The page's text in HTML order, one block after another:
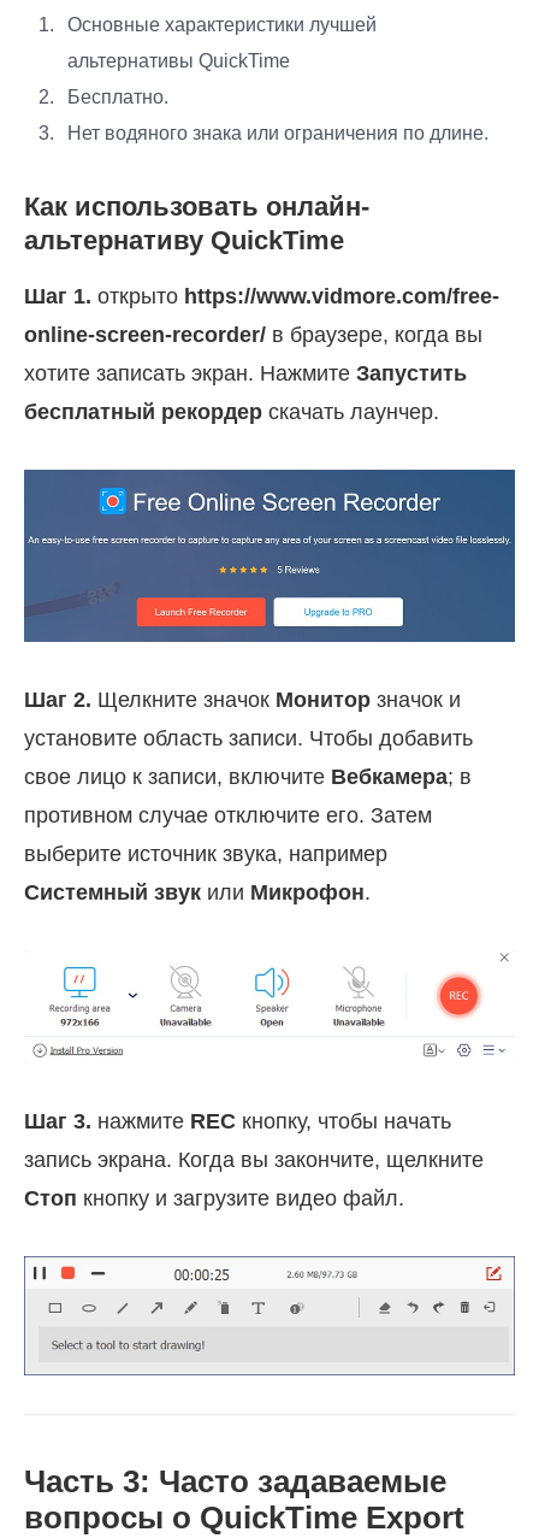
Основные характеристики лучшей
альтернативы QuickTime
Бесплатно.
Нет водяного знака или ограничения по длине.
Как использовать онлайн-
альтернативу QuickTime
Шаг 1. открыто https://www.vidmore.com/free-
online-screen-recorder/ в браузере, когда вы
хотите записать экран. Нажмите Запустить
бесплатный рекордер скачать лаунчер.
Шаг 2. Щелкните значок Монитор значок и
установите область записи. Чтобы добавить
свое лицо к записи, включите Вебкамера; в
противном случае отключите его. Затем
выберите источник звука, например
Системный звук или Микрофон.
Шаг 3. нажмите REC кнопку, чтобы начать
запись экрана. Когда вы закончите, щелкните
Стоп кнопку и загрузите видео файл.
Часть 3: Часто задаваемые
вопросы о QuickTime Export